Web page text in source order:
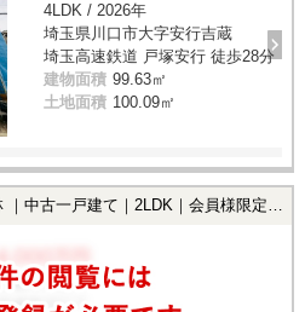
4LDK / 2026年
埼玉県川口市大字安行吉蔵
埼玉高速鉄道 戸塚安行 徒歩28分
建物面積 99.63㎡
土地面積 100.09㎡
一戸建て｜2LDK｜会員様限定で公開中！】